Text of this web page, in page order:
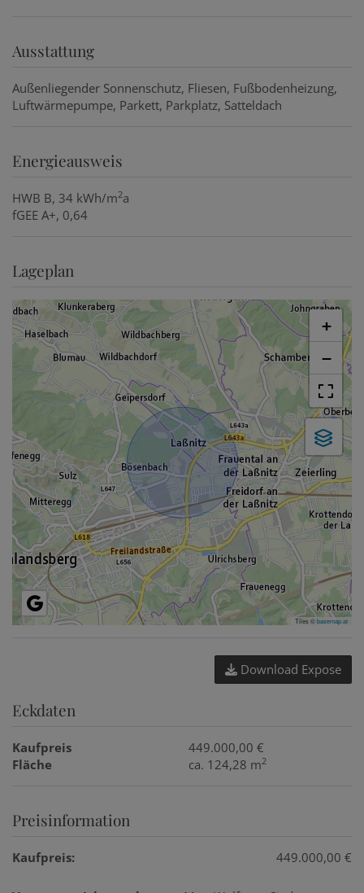
Ausstattung
Außenliegender Sonnenschutz Fliesen Fußbodenheizung
Luftwärmepumpe Parkett Parkplatz Satteldach
Energieausweis
HWB B, 34 kWh/m2a
fGEE A+, 0,64
Lageplan
+
−
Tiles ©basemap.at
Download Expose
Eckdaten
Kaufpreis
449.000,00 €
Fläche
ca. 124,28 m2
Preisinformation
Kaufpreis: 449.000,00 €